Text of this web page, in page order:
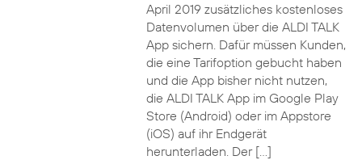
April 2019 zusätzliches kostenloses
Datenvolumen über die ALDI TALK
App sichern. Dafür müssen Kunden,
die eine Tarifoption gebucht haben
und die App bisher nicht nutzen,
die ALDI TALK App im Google Play
Store (Android) oder im Appstore
(iOS) auf ihr Endgerät
herunterladen. Der […]